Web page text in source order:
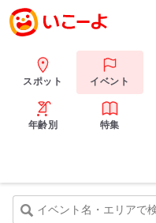
スポット イベント
年齢別 特集